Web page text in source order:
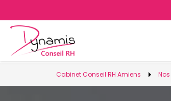
Cabinet Conseil RH Amiens arrow_right